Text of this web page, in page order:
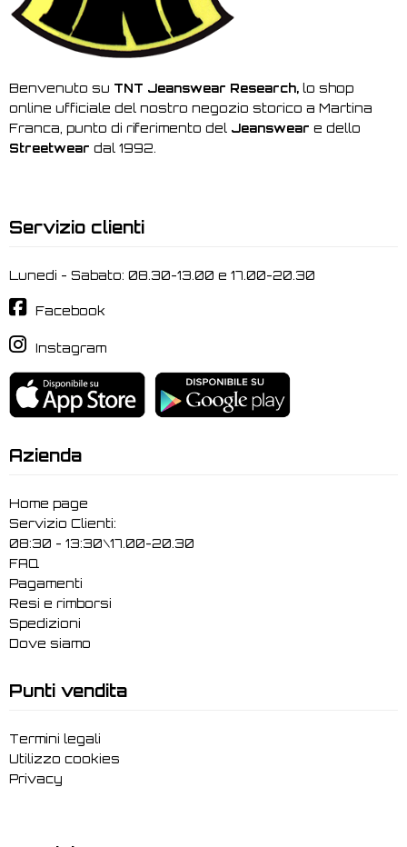
Benvenuto su TNT Jeanswear Research, lo shop
online ufficiale del nostro negozio storico a Martina
Franca, punto di riferimento del Jeanswear e dello
Streetwear dal 1992.
Servizio clienti
Lunedi - Sabato: 08.30-13.00 e 17.00-20.30
Facebook
Instagram
Azienda
Home page
Servizio Clienti:
08:30 - 13:30\17.00-20.30
FAQ
Pagamenti
Resi e rimborsi
Spedizioni
Dove siamo
Punti vendita
Termini legali
Utilizzo cookies
Privacy